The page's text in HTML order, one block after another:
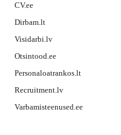
CV.ee
Dirbam.lt
Visidarbi.lv
Otsintood.ee
Personaloatrankos.lt
Recruitment.lv
Varbamisteenused.ee